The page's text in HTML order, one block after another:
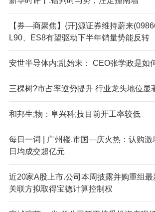
【券—商聚焦】{开}源证券维持蔚来
L90、ES8有望驱动下半年销量势能反转
安世半导体内;乱始末： CEO张学政是如
三棵树?市占率逆势提升 行业龙头地位显
和邦生;物：阜兴科;技目前开工率较低
每日一词 | 广州楼.市国—庆火热：认购激
日均成交超亿元
近20家A股上市.公司本周披露并购重组最
关联方拟取得宝德计算控制权